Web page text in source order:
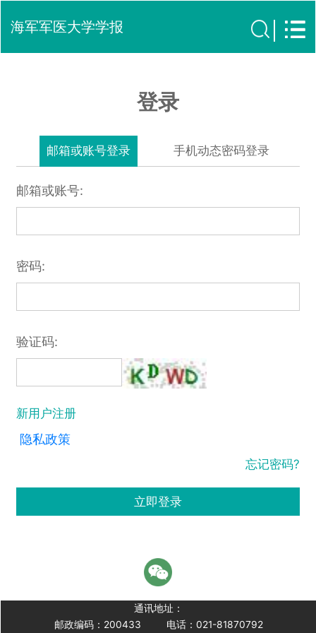
海军军医大学学报
登录
邮箱或账号登录 手机动态密码登录
邮箱或账号:
密码:
验证码:
新用户注册
隐私政策
忘记密码?
立即登录
通讯地址：
邮政编码：200433
电话：021-81870792